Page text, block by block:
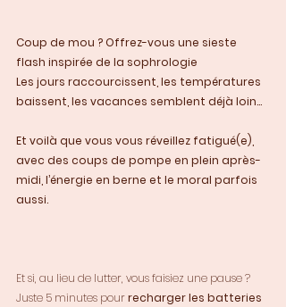
Coup de mou ? Offrez-vous une sieste
flash inspirée de la sophrologie
Les jours raccourcissent, les températures
baissent, les vacances semblent déjà loin...
Et voilà que vous vous réveillez fatigué(e),
avec des coups de pompe en plein après-
midi, l’énergie en berne et le moral parfois
aussi.
Et si, au lieu de lutter, vous faisiez une pause ?
Juste 5 minutes pour recharger les batteries